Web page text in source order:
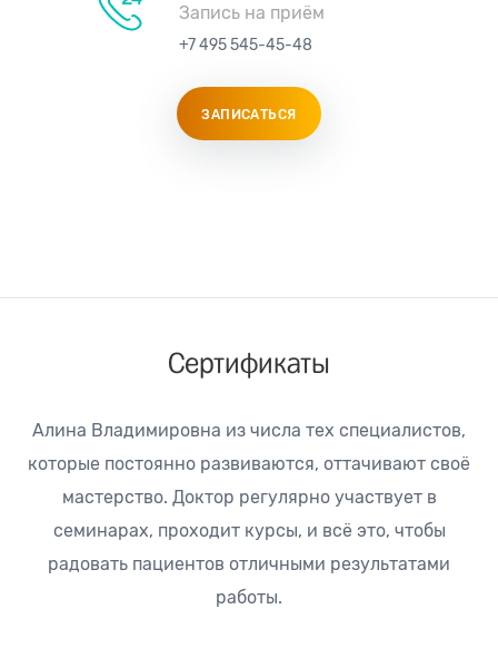
Запись на приём
+7 495 545-45-48
ЗАПИСАТЬСЯ
Сертификаты
Алина Владимировна из числа тех специалистов,
которые постоянно развиваются, оттачивают своё
мастерство. Доктор регулярно участвует в
семинарах, проходит курсы, и всё это, чтобы
радовать пациентов отличными результатами
работы.